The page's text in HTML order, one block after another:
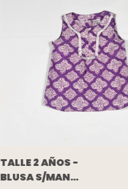
TALLE 2 AÑOS -
BLUSA S/MANGA